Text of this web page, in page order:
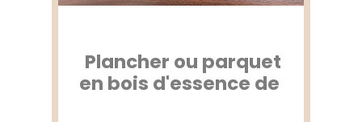
Plancher ou parquet
en bois d'essence de